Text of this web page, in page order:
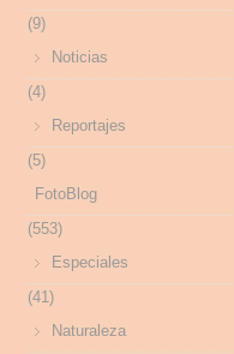
(9)
Noticias
(4)
Reportajes
(5)
FotoBlog
(553)
Especiales
(41)
Naturaleza